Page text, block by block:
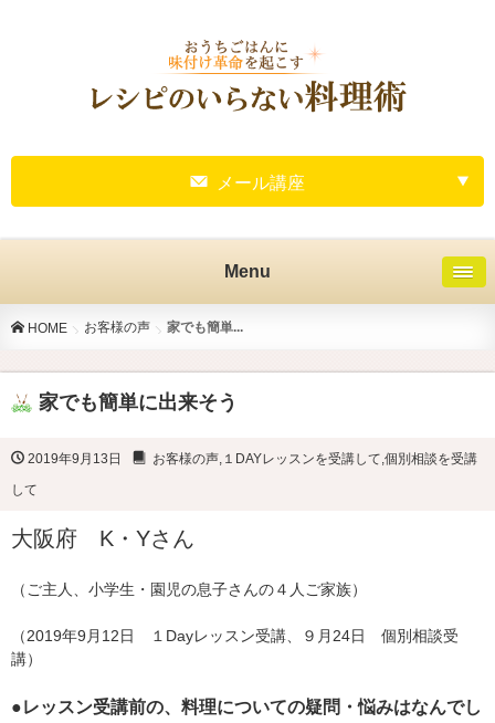
メール講座
Menu
HOME お客様の声 家でも簡単...
家でも簡単に出来そう
2019年9月13日 お客様の声, １DAYレッスンを受講して,個別相談を受講
して
大阪府 K・Yさん
（ご主人、小学生・園児の息子さんの４人ご家族）
（2019年9月12日 １Dayレッスン受講、９月24日 個別相談受
講）
●レッスン受講前の、料理についての疑問・悩みはなんでし